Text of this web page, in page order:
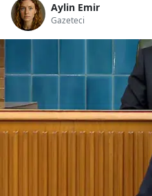
Aylin Emir
Gazeteci